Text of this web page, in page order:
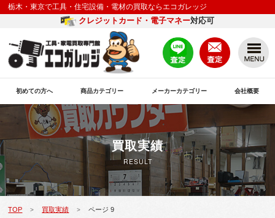
栃木・東京で工具・住宅設備・電材の買取ならエコガレッジ
クレジットカード・電子マネー対応可
初めての方へ 商品カテゴリー メーカーカテゴリー 会社概要
買取実績
RESULT
TOP > 買取実績 > ページ 9